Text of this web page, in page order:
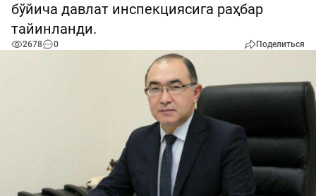
бўйича давлат инспекциясига раҳбар
тайинланди.
2678 0 Поделиться